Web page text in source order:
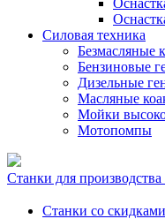
Силовая техника
Безмасляные
Бензиновые
Дизельные
Масляные
Мойки
Мотопомпы
Станки для
Станки со скидками